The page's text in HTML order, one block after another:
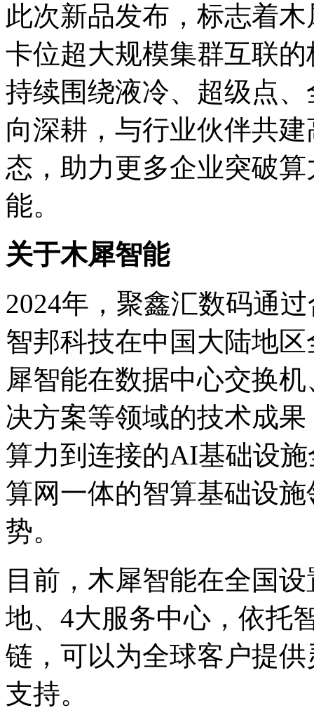
此次新品发布，标志
卡位超大规模集群互联的
持续围绕液冷、超级点
向深耕，与行业伙伴共建
态，助力更多企业突破
能。
关于木犀智能
2024年，聚鑫汇数码通
智邦科技在中国大陆地
犀智能在数据中心交换机
决方案等领域的技术成果
算力到连接的AI基础设施
算网一体的智算基础设
势。
目前，木犀智能在全国
地、4大服务中心，
链，可以为全球客户提
支持。